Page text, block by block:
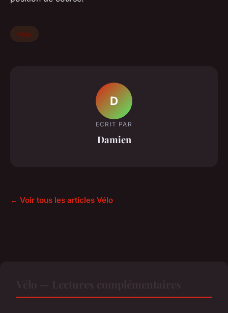
Vélo
D
ECRIT PAR
Damien
← Voir tous les articles Vélo